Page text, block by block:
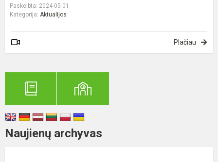
Paskelbta: 2024-05-01
Kategorija: Aktualijos
Plačiau
Naujienų archyvas